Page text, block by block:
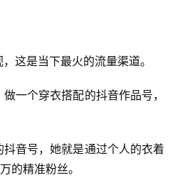
这是当下最火的流量渠道。
一个穿衣搭配的抖音作品号，
音号，她就是通过个人的衣着
的精准粉丝。